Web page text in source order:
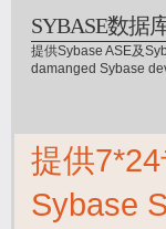
SYBASE数据
提供Sybase ASE及
damanged Sybase
提供
Sybase